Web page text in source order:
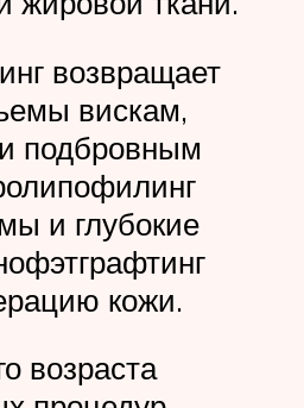
возвращает
вискам,
подбровным
и глубокие
кожи.
возраста